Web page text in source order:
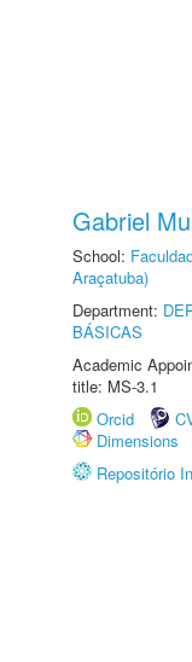
Gabriel
School:
Araçatuba)
Department:
BÁSICAS
Academic
title: MS-3.1
Orcid
Dimensions
Repositório